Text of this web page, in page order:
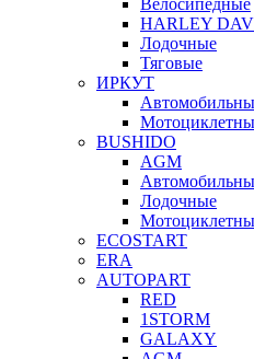
Велосипедные
HARLEY
Лодочные
Тяговые
ИРКУТ
BUSHIDO
AGM
Лодочные
ECOSTART
ERA
AUTOPART
RED
1STORM
GALAXY